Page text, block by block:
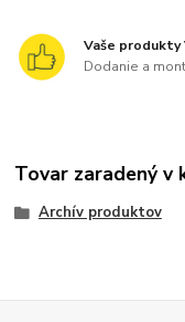
Vaše produkty
Dodanie a
Tovar zaradený v
Archív produktov